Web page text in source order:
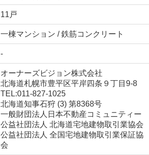
11戸
一棟マンション / 鉄筋コンクリート
-
オーナーズビジョン株式会社
北海道札幌市豊平区平岸四条９丁目9-8
TEL:011-827-1025
北海道知事石狩 (3) 第8368号
一般財団法人日本不動産コミュニティー
公益社団法人 北海道宅地建物取引業協会
公益社団法人 全国宅地建物取引業保証協
会